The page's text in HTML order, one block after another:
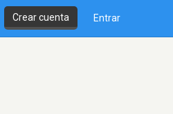
Crear cuenta Entrar